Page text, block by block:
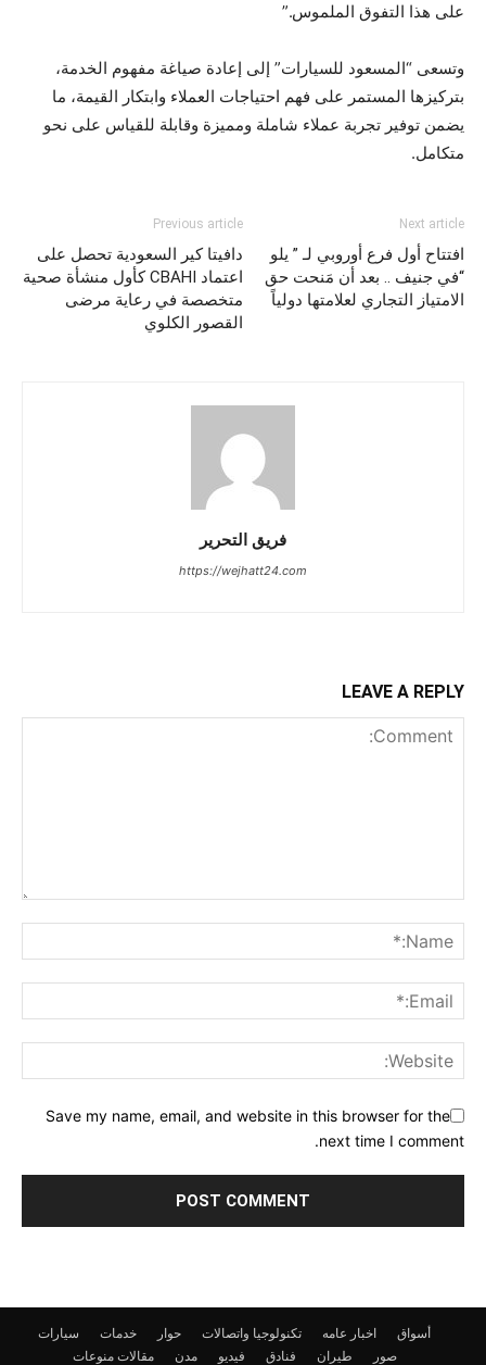
على هذا التفوق الملموس.”
وتسعى “المسعود للسيارات” إلى إعادة صياغة مفهوم الخدمة،
بتركيزها المستمر على فهم احتياجات العملاء وابتكار القيمة، ما
يضمن توفير تجربة عملاء شاملة ومميزة وقابلة للقياس على نحو
متكامل.
Previous article
دافيتا كير السعودية تحصل على
اعتماد CBAHI كأول منشأة صحية
متخصصة في رعاية مرضى
القصور الكلوي
Next article
افتتاح أول فرع أوروبي لـ ” يلو
“في جنيف .. بعد أن مَنحت حق
الامتياز التجاري لعلامتها دولياً
فريق التحرير
https://wejhatt24.com
LEAVE A REPLY
Save my name, email, and website in this browser for the
next time I comment.
أسواق اخبار عامه تكنولوجيا واتصالات حوار خدمات
سيارات
صور
طيران فنادق فيديو مدن مقالات منوعات